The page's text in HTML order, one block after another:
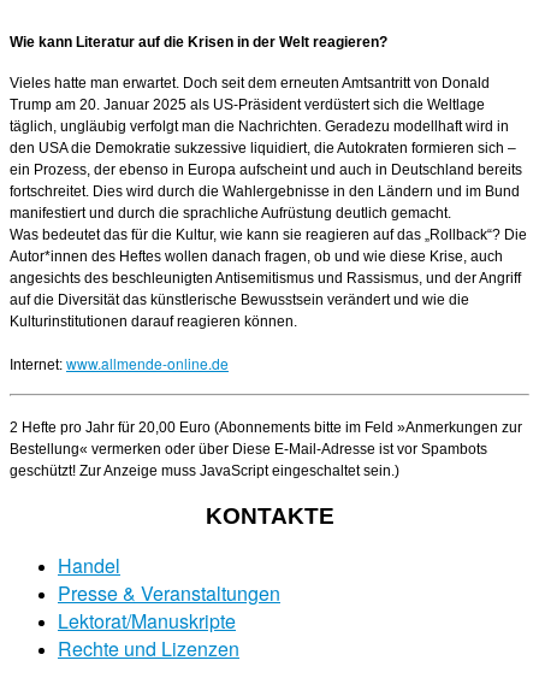
Wie kann Literatur auf die Krisen in der Welt reagieren?
Vieles hatte man erwartet. Doch seit dem erneuten Amtsantritt von Donald
Trump am 20. Januar 2025 als US-Präsident verdüstert sich die Weltlage
täglich, ungläubig verfolgt man die Nachrichten. Geradezu modellhaft wird in
den USA die Demokratie sukzessive liquidiert, die Autokraten formieren sich –
ein Prozess, der ebenso in Europa aufscheint und auch in Deutschland bereits
fortschreitet. Dies wird durch die Wahlergebnisse in den Ländern und im Bund
manifestiert und durch die sprachliche Aufrüstung deutlich gemacht.
Was bedeutet das für die Kultur, wie kann sie reagieren auf das „Rollback“? Die
Autor*innen des Heftes wollen danach fragen, ob und wie diese Krise, auch
angesichts des beschleunigten Antisemitismus und Rassismus, und der Angriff
auf die Diversität das künstlerische Bewusstsein verändert und wie die
Kulturinstitutionen darauf reagieren können.
Internet: www.allmende-online.de
2 Hefte pro Jahr für 20,00 Euro (Abonnements bitte im Feld »Anmerkungen zur
Bestellung« vermerken oder über Diese E-Mail-Adresse ist vor Spambots
geschützt! Zur Anzeige muss JavaScript eingeschaltet sein.)
KONTAKTE
Handel
Presse & Veranstaltungen
Lektorat/Manuskripte
Rechte und Lizenzen